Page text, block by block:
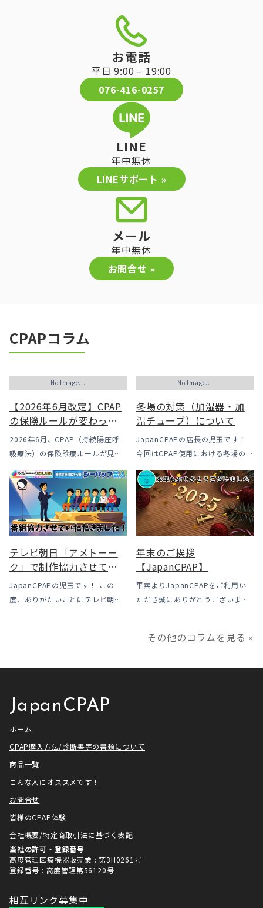
お電話
平日 9:00 – 19:00
076-416-0257
LINE
年中無休
LINEサポート »
メール
年中無休
お問合せ »
CPAPコラム
No Image...
【2026年6月改定】CPAP
の保険ルールが変わった
｜CPAPが使えなくなるか
も？変更のメリット・デ
う選択肢
2026年6月、CPAP（持続陽圧呼
吸療法）の保険診療ルールが見直
ルは下がった一方で、「続ける」
ための条件はこれまでより厳しく
なっています。この記事では、何
がどう変わったのかを患者様の立
場で […]
No Image...
冬場の対策（加湿器・加
温チューブ）について
JapanCPAPの店長の児玉です！
今回はCPAP使用における冬場のよ
露」についてのお話をさせて頂き
ます。 我々の拠点の北陸はCPAP
使用時に「乾燥・寒さ・結露」が
起こりやすい地域です、その […]
テレビ朝日「アメトーー
ク」で制作協力させてい
ただきました
JapanCPAPの児玉です！ この
度、ありがたいことにテレビ朝日
ク様は長い歴史があり、私も大
年末のご挨拶
【JapanCPAP】
平素よりJapanCPAPをご利用い
ただき誠にありがとうございま
利用いただき本当にありがとうご
満足いただけるサービスを提供さ
その他のコラムを見る »
JapanCPAP
ホーム
CPAP購入方法/診断書等の書類について
商品一覧
こんな人にオススメです！
お問合せ
皆様のCPAP体験
会社概要/特定商取引法に基づく表記
当社の許可・登録番号
高度管理医療機器販売業 : 第3H0261号
登録番号 : 高度管理第56120号
相互リンク募集中